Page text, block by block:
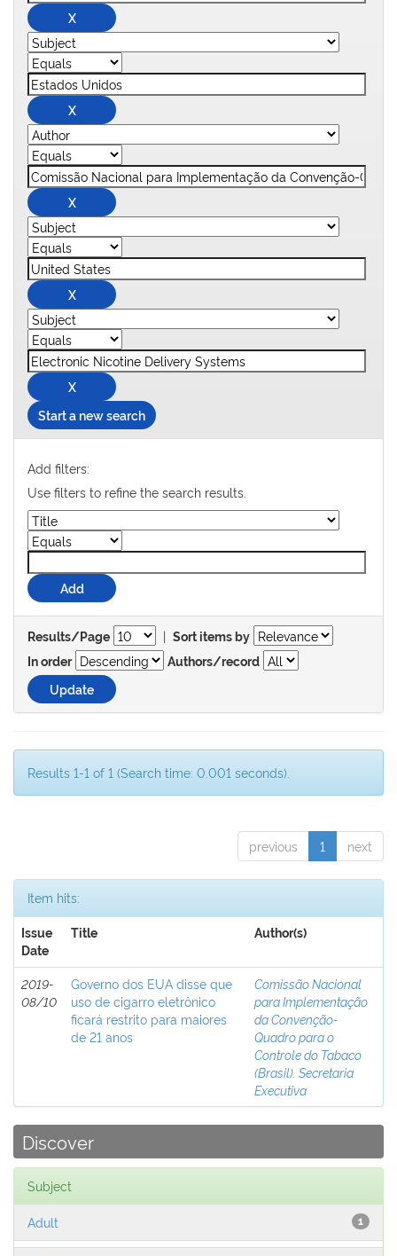
Start a new search
Add filters:
Use filters to refine the search results.
Results/Page | Sort items by
In order
Authors/record
Results 1-1 of 1 (Search time: 0.001 seconds).
previous 1 next
Item hits:
Issue
Date
Title Author(s)
2019-
08/10
Governo dos EUA disse que
uso de cigarro eletrônico
ficará restrito para maiores
de 21 anos
Comissão Nacional
para Implementação
da Convenção-
Quadro para o
Controle do Tabaco
(Brasil). Secretaria
Executiva
Discover
Subject
1
Adult